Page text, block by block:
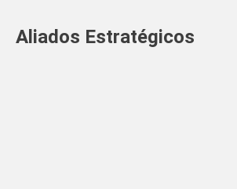
Aliados Estratégicos